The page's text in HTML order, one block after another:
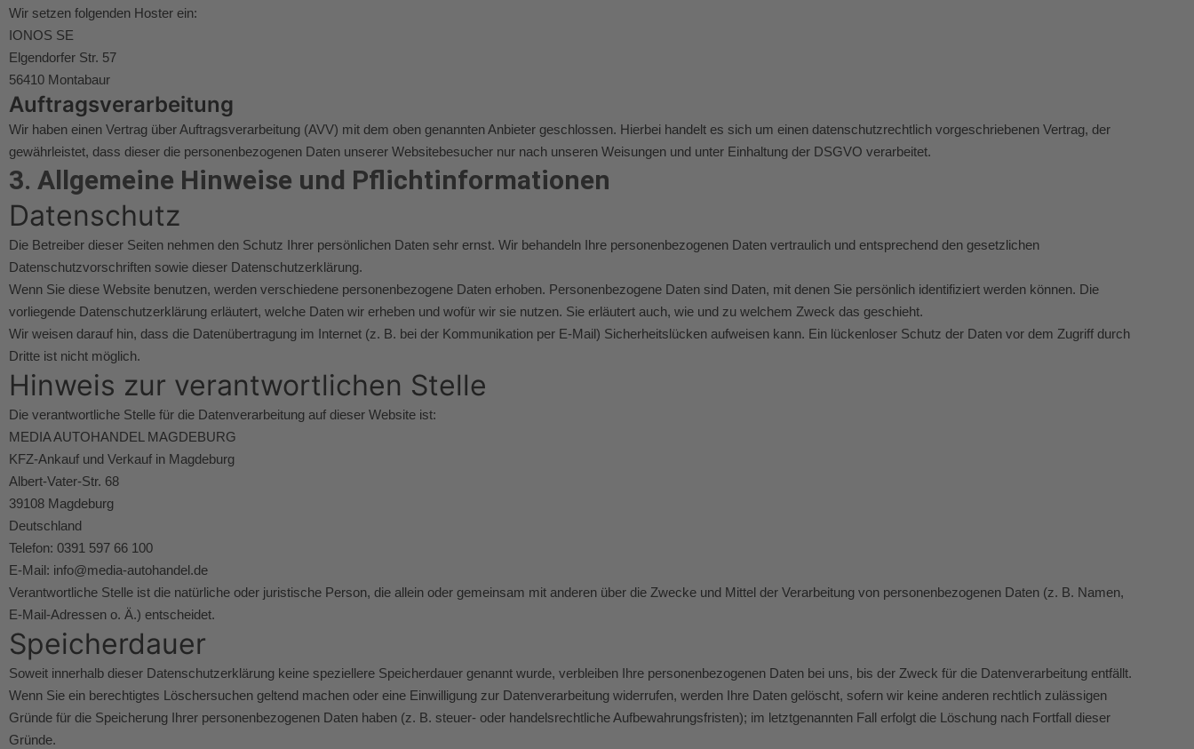
Wir setzen folgenden Hoster ein:
IONOS SE
Elgendorfer Str. 57
56410 Montabaur
Auftragsverarbeitung
Wir haben einen Vertrag über Auftragsverarbeitung (AVV) mit dem oben genannten Anbieter geschlossen. Hierbei handelt es sich um einen datenschutzrechtlich vorgeschriebenen Vertrag, der
gewährleistet, dass dieser die personenbezogenen Daten unserer Websitebesucher nur nach unseren Weisungen und unter Einhaltung der DSGVO verarbeitet.
3. Allgemeine Hinweise und Pflicht­informationen
Datenschutz
Die Betreiber dieser Seiten nehmen den Schutz Ihrer persönlichen Daten sehr ernst. Wir behandeln Ihre personenbezogenen Daten vertraulich und entsprechend den gesetzlichen
Datenschutzvorschriften sowie dieser Datenschutzerklärung.
Wenn Sie diese Website benutzen, werden verschiedene personenbezogene Daten erhoben. Personenbezogene Daten sind Daten, mit denen Sie persönlich identifiziert werden können. Die
vorliegende Datenschutzerklärung erläutert, welche Daten wir erheben und wofür wir sie nutzen. Sie erläutert auch, wie und zu welchem Zweck das geschieht.
Wir weisen darauf hin, dass die Datenübertragung im Internet (z. B. bei der Kommunikation per E-Mail) Sicherheitslücken aufweisen kann. Ein lückenloser Schutz der Daten vor dem Zugriff durch
Dritte ist nicht möglich.
Hinweis zur verantwortlichen Stelle
Die verantwortliche Stelle für die Datenverarbeitung auf dieser Website ist:
MEDIA AUTOHANDEL MAGDEBURG
KFZ-Ankauf und Verkauf in Magdeburg
Albert-Vater-Str. 68
39108 Magdeburg
Deutschland
Telefon: 0391 597 66 100
E-Mail: info@media-autohandel.de
Verantwortliche Stelle ist die natürliche oder juristische Person, die allein oder gemeinsam mit anderen über die Zwecke und Mittel der Verarbeitung von personenbezogenen Daten (z. B. Namen,
E-Mail-Adressen o. Ä.) entscheidet.
Speicherdauer
Soweit innerhalb dieser Datenschutzerklärung keine speziellere Speicherdauer genannt wurde, verbleiben Ihre personenbezogenen Daten bei uns, bis der Zweck für die Datenverarbeitung entfällt.
Wenn Sie ein berechtigtes Löschersuchen geltend machen oder eine Einwilligung zur Datenverarbeitung widerrufen, werden Ihre Daten gelöscht, sofern wir keine anderen rechtlich zulässigen
Gründe für die Speicherung Ihrer personenbezogenen Daten haben (z. B. steuer- oder handelsrechtliche Aufbewahrungsfristen); im letztgenannten Fall erfolgt die Löschung nach Fortfall dieser
Gründe.